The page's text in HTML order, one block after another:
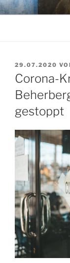
Zum
InhaltKEHL
AM
29.07.2020
Corona-
gestoppt